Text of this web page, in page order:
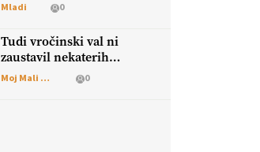
Mladi 0
Tudi vročinski val ni
zaustavil nekaterih
škodljivcev
Moj Mali Svet 0